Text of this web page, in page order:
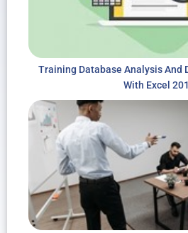
Training Database Analysis And
With Excel